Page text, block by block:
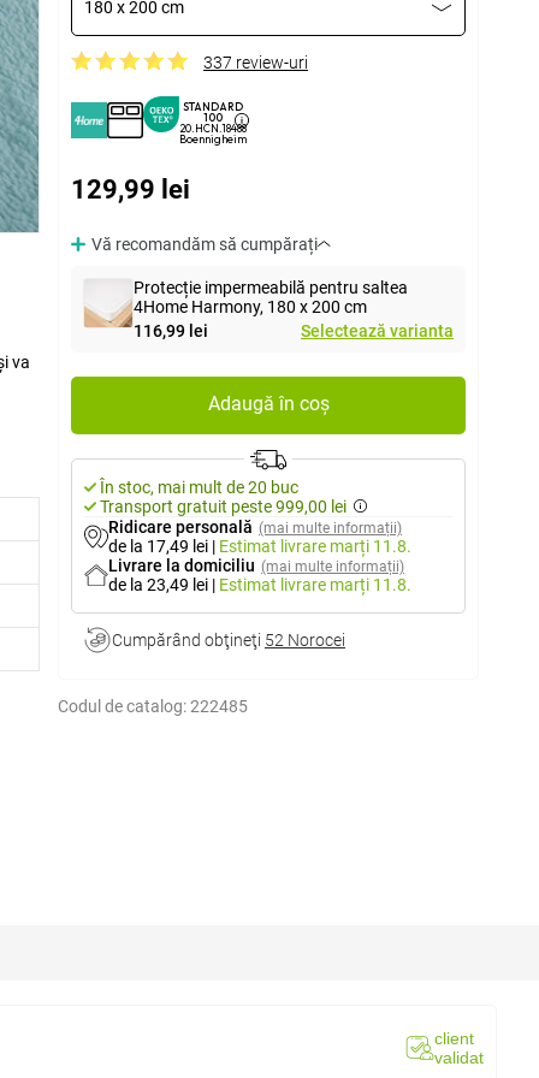
180 x 200 cm
337 review-uri
STANDARD
100
20.HCN.18488
Boennigheim
129,99 lei
Vă recomandăm să cumpărați
Protecție impermeabilă pentru saltea
4Home Harmony, 180 x 200 cm
116,99 lei
Selectează varianta
Adaugă în coș
În stoc, mai mult de 20 buc
Transport gratuit peste 999,00 lei
Ridicare personală (mai multe informații)
de la 17,49 lei | Estimat livrare marți 11.8.
Livrare la domiciliu (mai multe informații)
de la 23,49 lei | Estimat livrare marți 11.8.
Cumpărând obţineţi 52 Norocei
Codul de catalog:222485
client
validat